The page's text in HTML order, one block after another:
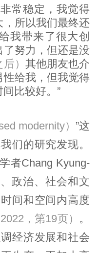
常稳定，我觉得
所以我们最终还
我带来了很大创
努力，但还是没
） 其他朋友也介
给我，但我觉得
比较好。”
modernity） ”这
们的研究发现。
者Chang Kyung-
政治、社会和文
间和空间内高度
，第19页） 。
经济发展和社会